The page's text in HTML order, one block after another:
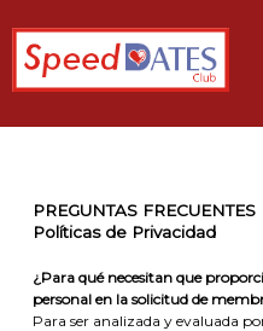
PREGUNTAS FRECUENTES
Políticas de Privacidad
¿Para qué necesitan que
personal en la solicitud de
Para ser analizada y evaluada